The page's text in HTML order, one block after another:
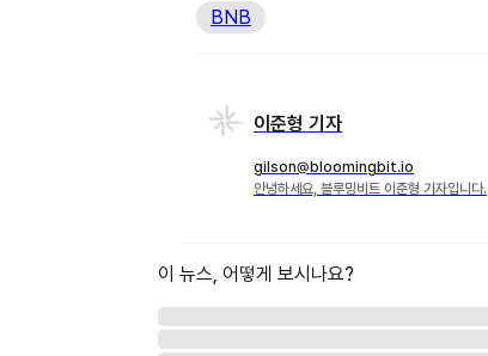
BNB
이준형 기자
gilson@bloomingbit.io
안녕하세요, 블루밍비트 이준형 기자입니다.
이 뉴스, 어떻게 보시나요?